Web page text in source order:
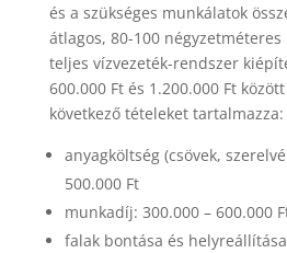
és a szükséges munkálatok
átlagos, 80-100 négyzetméteres
teljes vízvezeték-rendszer
600.000 Ft és 1.200.000 Ft
következő tételeket tartalmazza:
anyagköltség (csövek,
500.000 Ft
munkadíj: 300.000 – 600.000
falak bontása és